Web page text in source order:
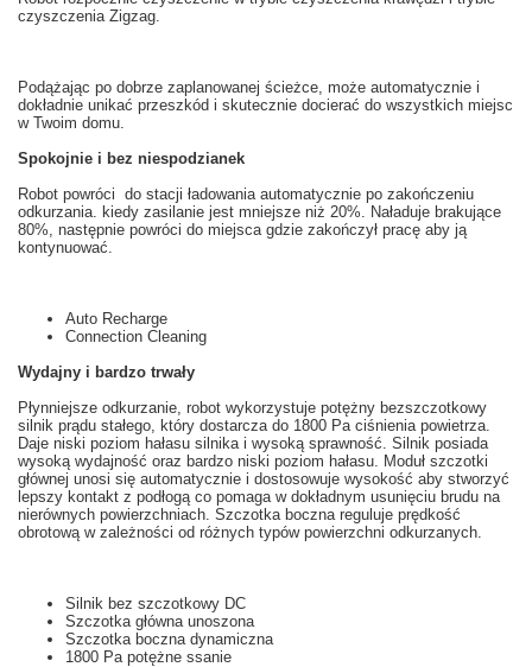
czyszczenia Zigzag
Podążając po dobrze zaplanowanej ścieżce , może automatycznie i
dokładnie unikać przeszkód i skutecznie docierać do wszystkich miejsc
w Twoim domu
Spokojnie i bez niespodzianek
Robot powróci do stacji ładowania automatycznie po zakończeniu
odkurzania
kiedy zasilanie jest mniejsze niż 20%. Naładuje brakujące
80%, następnie powróci do miejsca gdzie zakończył pracę aby ją
kontynuować.
Auto Recharge
Connection Cleaning
Wydajny i bardzo trwały
Płynniejsze odkurzanie , robot wykorzystuje potężny bezszczotkowy
silnik prądu stałego , który dostarcza do 1800 Pa ciśnienia powietrza
Daje niski poziom hałasu silnika i wysoką sprawność . Silnik posiada
wysoką wydajność oraz bardzo niski poziom hałasu. Moduł szczotki
głównej unosi się automatycznie i dostosowuje wysokość aby stworzyć
lepszy kontakt z podłogą co pomaga w dokładnym usunięciu brudu na
nierównych powierzchniach. Szczotka boczna reguluje prędkość
obrotową w zależności od różnych typów powierzchni odkurzanych
Silnik bez szczotkowy DC
Szczotka główna unoszona
Szczotka boczna dynamiczna
1800 Pa potężne ssanie